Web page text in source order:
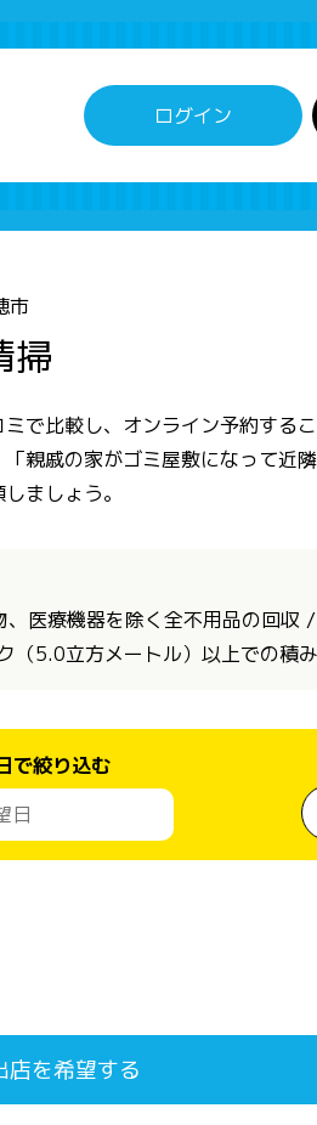
ログイン
市
掃
で比較し、オンライン予約するこ
親戚の家がゴミ屋敷になって近
ましょう。
医療機器を除く全不用品の回収
（5.0立方メートル）以上での積
で絞り込む
店を希望する